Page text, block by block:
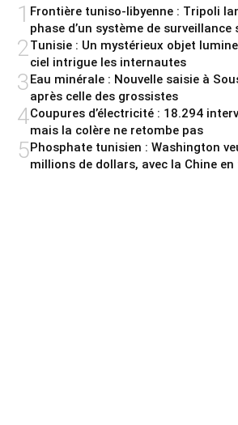
1 Frontière tuniso-libyenne : Tripoli
phase d’un système de surveillance
2Tunisie : Un mystérieux objet
ciel intrigue les internautes
3Eau minérale : Nouvelle saisie à
après celle des grossistes
4Coupures d’électricité : 18.294
mais la colère ne retombe pas
5Phosphate tunisien : Washington
millions de dollars, avec la Chine